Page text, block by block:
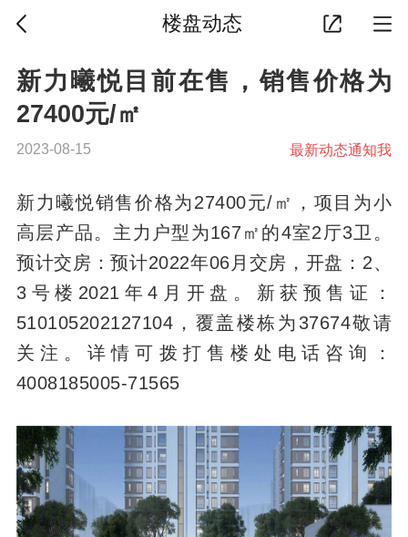
楼盘动态
新力曦悦目前在售，销售价格为
27400元/㎡
2023-08-15 最新动态通知我
新力曦悦销售价格为27400元/㎡，项目为小
高层产品。主力户型为167㎡的4室2厅3卫。
预计交房：预计2022年06月交房，开盘：2、
3号楼2021年4月开盘。新获预售证：
510105202127104，覆盖楼栋为37674敬请
关注。详情可拨打售楼处电话咨询：
4008185005-71565